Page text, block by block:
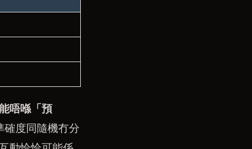
唔喺「預
確度同隨機冇分